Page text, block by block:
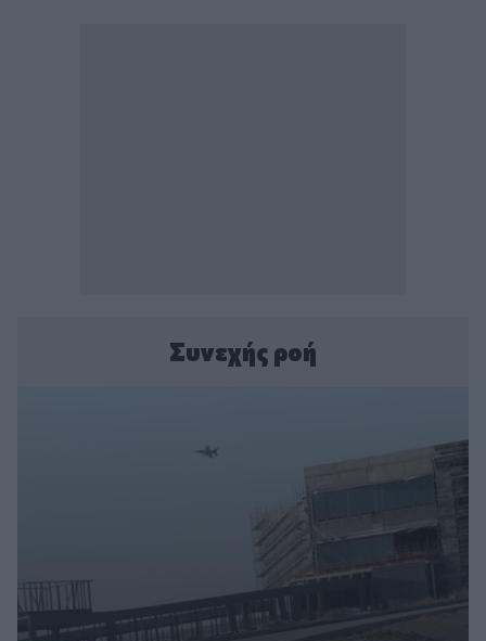
Συνεχής ροή